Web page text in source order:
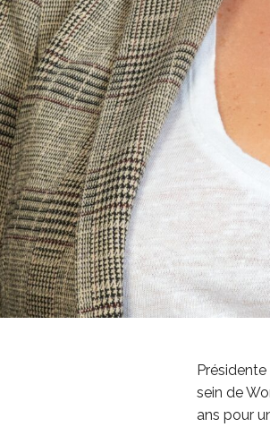
sein de
ans pour